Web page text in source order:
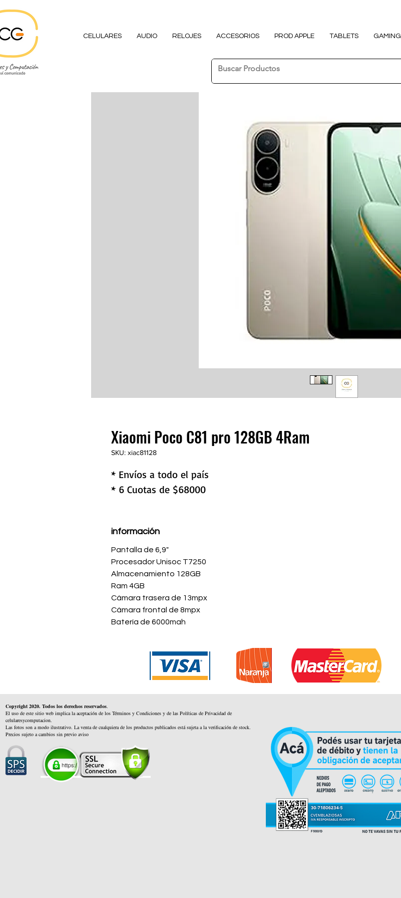
CELULARES AUDIO RELOJES ACCESORIOS PROD APPLE TABLETS GAMING
Xiaomi Poco C81 pro 128GB 4Ram
SKU: xiac81128
* Envíos a todo el país
* 6 Cuotas de $68000
información
Pantalla de 6,9"
Procesador Unisoc T7250
Almacenamiento 128GB
Ram 4GB
Cámara trasera de 13mpx
Cámara frontal de 8mpx
Batería de 6000mah
Copyright 2020. Todos los derechos reservados.
El uso de este sitio web implica la aceptación de los Términos y Condiciones y de las Políticas de Privacidad de
celularesycomputacion.
Las fotos son a modo ilustrativo. La venta de cualquiera de los productos publicados está sujeta a la verificación de stock.
Precios sujeto a cambios sin previo aviso